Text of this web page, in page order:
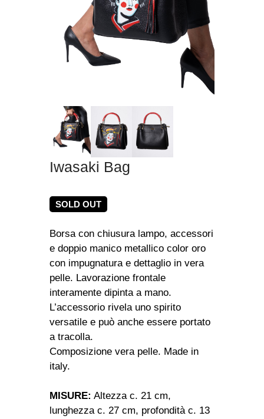
Iwasaki Bag
SOLD OUT
Borsa con chiusura lampo, accessori
e doppio manico metallico color oro
con impugnatura e dettaglio in vera
pelle. Lavorazione frontale
interamente dipinta a mano.
L’accessorio rivela uno spirito
versatile e può anche essere portato
a tracolla.
Composizione vera pelle. Made in
italy.
MISURE: Altezza c. 21 cm,
lunghezza c. 27 cm, profondità c. 13